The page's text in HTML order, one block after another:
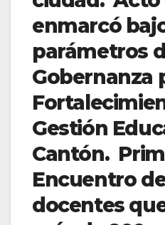
enmarcó
parámetros
Gobernanza
Gestión
Cantón.
Encuentro
docentes